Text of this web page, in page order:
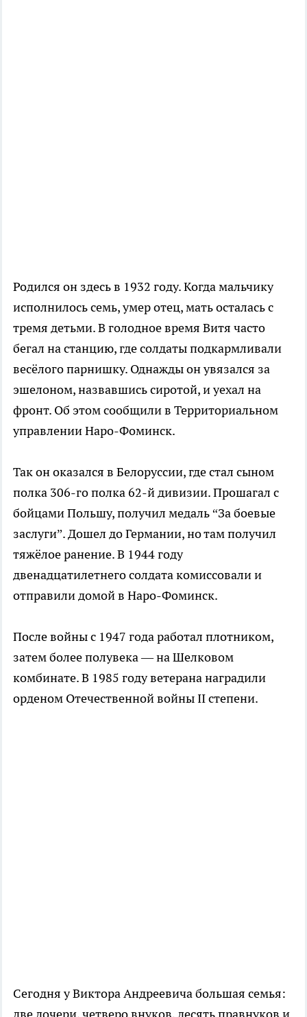
Родился он здесь в 1932 году. Когда мальчику
исполнилось семь, умер отец, мать осталась с
тремя детьми. В голодное время Витя часто
бегал на станцию, где солдаты подкармливали
весёлого парнишку. Однажды он увязался за
эшелоном, назвавшись сиротой, и уехал на
фронт. Об этом сообщили в Территориальном
управлении Наро-Фоминск.
Так он оказался в Белоруссии, где стал сыном
полка 306-го полка 62-й дивизии. Прошагал с
бойцами Польшу, получил медаль “За боевые
заслуги”. Дошел до Германии, но там получил
тяжёлое ранение. В 1944 году
двенадцатилетнего солдата комиссовали и
отправили домой в Наро-Фоминск.
После войны с 1947 года работал плотником,
затем более полувека — на Шелковом
комбинате. В 1985 году ветерана наградили
орденом Отечественной войны II степени.
Сегодня у Виктора Андреевича большая семья:
две дочери, четверо внуков, десять правнуков и